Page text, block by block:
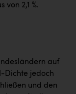
von 2,1 %.
auf
Dichte jedoch
und den